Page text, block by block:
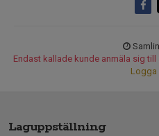
Endast kallade kunde anmäla sig
Logga
Laguppställning